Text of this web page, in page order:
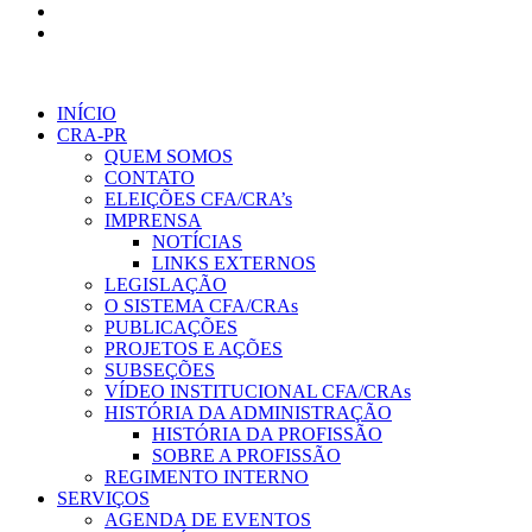
INÍCIO
CRA-PR
QUEM SOMOS
CONTATO
ELEIÇÕES CFA/CRA’s
IMPRENSA
NOTÍCIAS
LINKS EXTERNOS
LEGISLAÇÃO
O SISTEMA CFA/CRAs
PUBLICAÇÕES
PROJETOS E AÇÕES
SUBSEÇÕES
VÍDEO INSTITUCIONAL CFA/CRAs
HISTÓRIA DA ADMINISTRAÇÃO
HISTÓRIA DA PROFISSÃO
SOBRE A PROFISSÃO
REGIMENTO INTERNO
SERVIÇOS
AGENDA DE EVENTOS